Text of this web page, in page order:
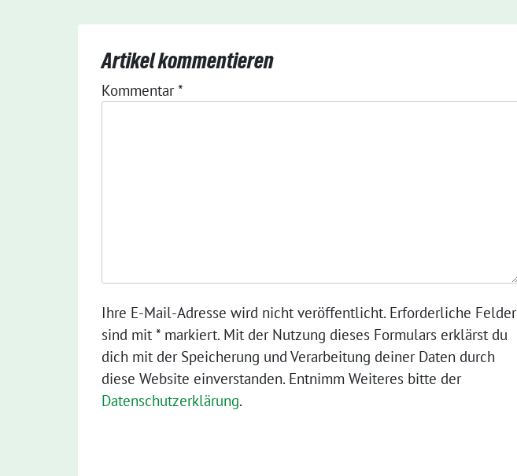
Artikel kommentieren
Kommentar*
Ihre E-Mail-Adresse wird nicht veröffentlicht. Erforderliche Felder
sind mit * markiert. Mit der Nutzung dieses Formulars erklärst du
dich mit der Speicherung und Verarbeitung deiner Daten durch
diese Website einverstanden. Entnimm Weiteres bitte der
Datenschutzerklärung.